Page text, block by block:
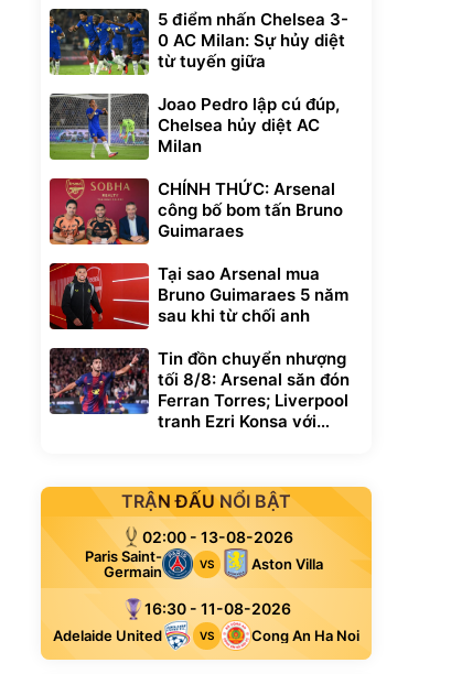
5 điểm nhấn Chelsea 3-
0 AC Milan: Sự hủy diệt
từ tuyến giữa
Joao Pedro lập cú đúp,
Chelsea hủy diệt AC
Milan
CHÍNH THỨC: Arsenal
công bố bom tấn Bruno
Guimaraes
Tại sao Arsenal mua
Bruno Guimaraes 5 năm
sau khi từ chối anh
Tin đồn chuyển nhượng
tối 8/8: Arsenal săn đón
Ferran Torres; Liverpool
tranh Ezri Konsa với
TRẬN ĐẤU NỔI BẬT
02:00 - 13-08-2026
Paris Saint-
Germain
VS Aston Villa
16:30 - 11-08-2026
Adelaide United VS Cong An Ha Noi